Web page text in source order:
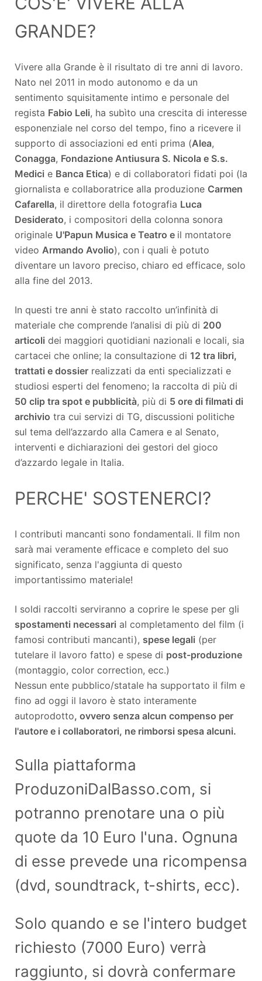
GRANDE?
Vivere alla Grande è il risultato di tre anni di lavoro.
Nato nel 2011 in modo autonomo e da un
sentimento squisitamente intimo e personale del
regista Fabio Leli, ha subìto una crescita di interesse
esponenziale nel corso del tempo, fino a ricevere il
supporto di associazioni ed enti prima (Alea,
Conagga, Fondazione Antiusura S. Nicola e S.s.
Medici e Banca Etica) e di collaboratori fidati poi (la
giornalista e collaboratrice alla produzione Carmen
Cafarella, il direttore della fotografia Luca
Desiderato, i compositori della colonna sonora
originale U'Papun Musica e Teatro e il montatore
video Armando Avolio), con i quali è potuto
diventare un lavoro preciso, chiaro ed efficace, solo
alla fine del 2013.
In questi tre anni è stato raccolto un’infinità di
materiale che comprende l’analisi di più di 200
articoli dei maggiori quotidiani nazionali e locali, sia
cartacei che online; la consultazione di 12 tra libri,
trattati e dossier realizzati da enti specializzati e
studiosi esperti del fenomeno; la raccolta di più di
50 clip tra spot e pubblicità, più di 5 ore di filmati di
archivio tra cui servizi di TG, discussioni politiche
sul tema dell’azzardo alla Camera e al Senato,
interventi e dichiarazioni dei gestori del gioco
d’azzardo legale in Italia.
PERCHE' SOSTENERCI?
I contributi mancanti sono fondamentali. Il film non
sarà mai veramente efficace e completo del suo
significato, senza l'aggiunta di questo
importantissimo materiale!
I soldi raccolti serviranno a coprire le spese per gli
spostamenti necessari al completamento del film (i
famosi contributi mancanti), spese legali (per
tutelare il lavoro fatto) e spese di post-produzione
(montaggio, color correction, ecc.)
Nessun ente pubblico/statale ha supportato il film e
fino ad oggi il lavoro è stato interamente
autoprodotto, ovvero senza alcun compenso per
l'autore e i collaboratori, ne rimborsi spesa alcuni.
Sulla piattaforma
ProduzoniDalBasso.com, si
potranno prenotare una o più
quote da 10 Euro l'una. Ognuna
di esse prevede una ricompensa
(dvd, soundtrack, t-shirts, ecc).
Solo quando e se l'intero budget
richiesto (7000 Euro) verrà
raggiunto, si dovrà confermare